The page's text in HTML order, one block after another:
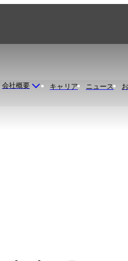
会社概要 キャリア ニュース